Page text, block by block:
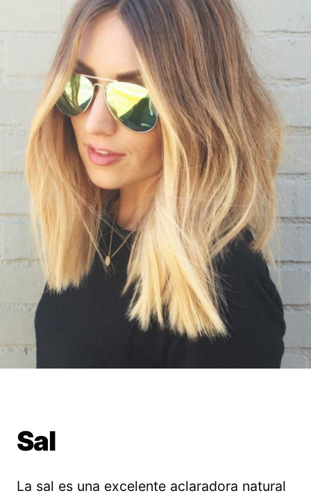
Sal
La sal es una excelente aclaradora natural